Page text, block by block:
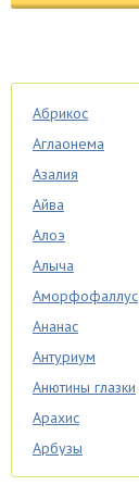
Абрикос
Аглаонема
Азалия
Айва
Алоэ
Алыча
Аморфофаллус
Ананас
Антуриум
Анютины глазки
Арахис
Арбузы
Аспарагус